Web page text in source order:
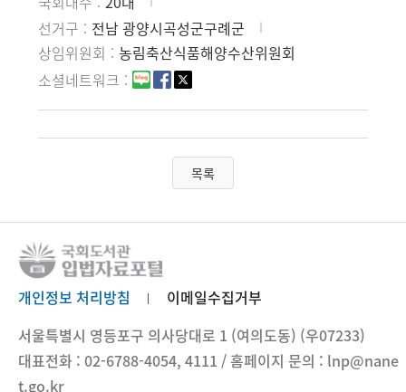
선거구
전남 광양시곡성군구례군
상임위원회
농림축산식품해양수산위원회
소셜네트워크
목록
개인정보 처리방침
이메일수집거부
서울특별시 영등포구 의사당대로 1 (여의도동) (우07233)
대표전화 : 02-6788-4054, 4111 / 홈페이지 문의 : lnp@nane
t.go.kr